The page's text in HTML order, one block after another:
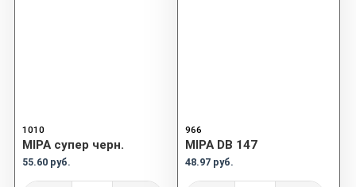
1010
MIPA cупер черн.
55.60 руб.
966
MIPA DB 147
48.97 руб.